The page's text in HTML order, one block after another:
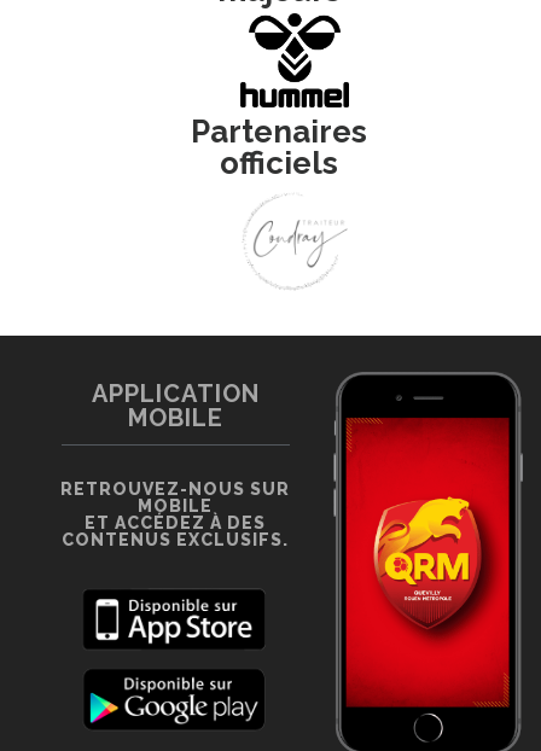
Partenaires
officiels
APPLICATION
MOBILE
RETROUVEZ-NOUS SUR
MOBILE
ET ACCÉDEZ À DES
CONTENUS EXCLUSIFS.